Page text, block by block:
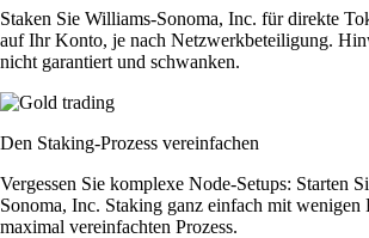
Staken Sie Williams-Sonoma, Inc. für direkte
auf Ihr Konto, je nach Netzwerkbeteiligung.
nicht garantiert und schwanken.
Den Staking-Prozess vereinfachen
Vergessen Sie komplexe Node-Setups: Starten
Sonoma, Inc. Staking ganz einfach mit wenigen
maximal vereinfachten Prozess.